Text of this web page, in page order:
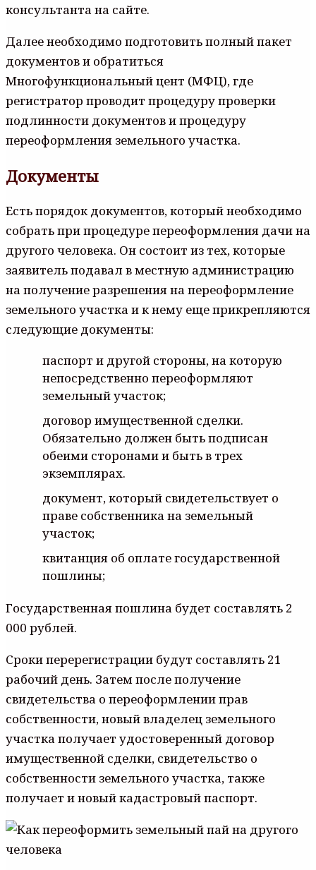
консультанта на сайте.
Далее необходимо подготовить полный пакет
документов и обратиться
Многофункциональный цент (МФЦ), где
регистратор проводит процедуру проверки
подлинности документов и процедуру
переоформления земельного участка.
Документы
Есть порядок документов, который необходимо
собрать при процедуре переоформления дачи на
другого человека. Он состоит из тех, которые
заявитель подавал в местную администрацию
на получение разрешения на переоформление
земельного участка и к нему еще прикрепляются
следующие документы:
паспорт и другой стороны, на которую
непосредственно переоформляют
земельный участок;
договор имущественной сделки.
Обязательно должен быть подписан
обеими сторонами и быть в трех
экземплярах.
документ, который свидетельствует о
праве собственника на земельный
участок;
квитанция об оплате государственной
пошлины;
Государственная пошлина будет составлять 2
000 рублей.
Сроки перерегистрации будут составлять 21
рабочий день. Затем после получение
свидетельства о переоформлении прав
собственности, новый владелец земельного
участка получает удостоверенный договор
имущественной сделки, свидетельство о
собственности земельного участка, также
получает и новый кадастровый паспорт.